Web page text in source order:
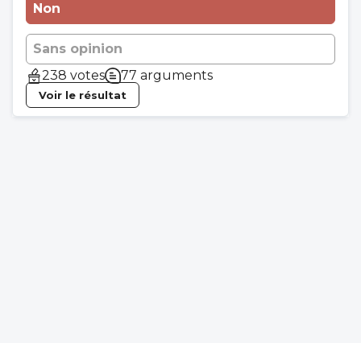
Non
Sans opinion
238 votes
77 arguments
Voir le résultat